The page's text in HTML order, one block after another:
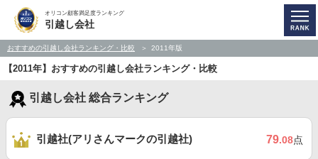
オリコン顧客満足度ランキング
引越し会社
おすすめの引越し会社ランキング・比較 2011年版
【2011年】おすすめの引越し会社ランキング・比較
引越し会社 総合ランキング
引越社(アリさんマークの引越社) 79.08点